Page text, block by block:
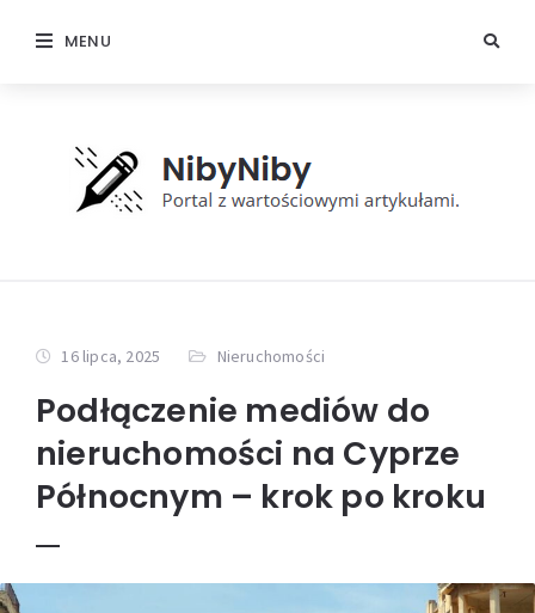
MENU
16 lipca, 2025 Nieruchomości
Podłączenie mediów do
nieruchomości na Cyprze
Północnym – krok po kroku